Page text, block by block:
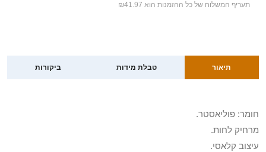
תעריף המשלוח של כל ההזמנות הוא ₪41.97
תיאור טבלת מידות ביקורות
חומר: פוליאסטר.
מרחיק לחות.
עיצוב קלאסי.